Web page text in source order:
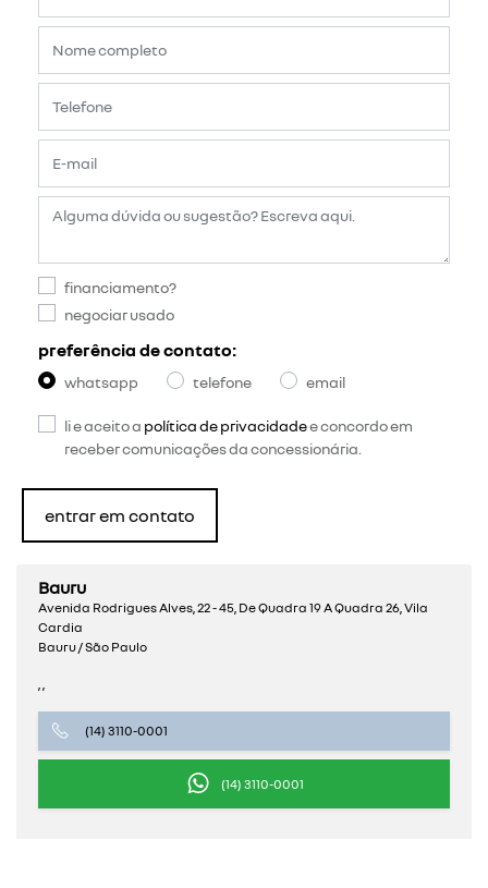
Bauru
Avenida Rodrigues Alves, 22 - 45, De Quadra 19 A Quadra 26, Vila
Cardia
Bauru / São Paulo
, ,
(14) 3110-0001
(14) 3110-0001
financiamento?
negociar usado
preferência de contato:
whatsapp telefone email
li e aceito a política de privacidadee concordo em
receber comunicações da concessionária.
entrar em contato